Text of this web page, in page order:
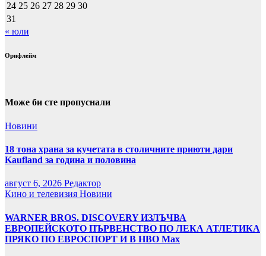
24 25 26 27 28 29 30
31
« юли
Орифлейм
Може би сте пропуснали
Новини
18 тона храна за кучетата в столичните приюти дари
Kaufland за година и половина
август 6, 2026 Редактор
Кино и телевизия Новини
WARNER BROS. DISCOVERY ИЗЛЪЧВА
ЕВРОПЕЙСКОТО ПЪРВЕНСТВО ПО ЛЕКА АТЛЕТИКА
ПРЯКО ПО ЕВРОСПОРТ И В НВО Мах